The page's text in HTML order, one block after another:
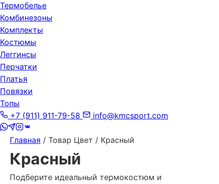
Термобелье
Комбинезоны
Комплекты
Костюмы
Леггинсы
Перчатки
Платья
Повязки
Топы
+7 (911) 911-79-58
info@kmcsport.com
Главная / Товар Цвет / Красный
Красный
Подберите идеальный термокостюм и